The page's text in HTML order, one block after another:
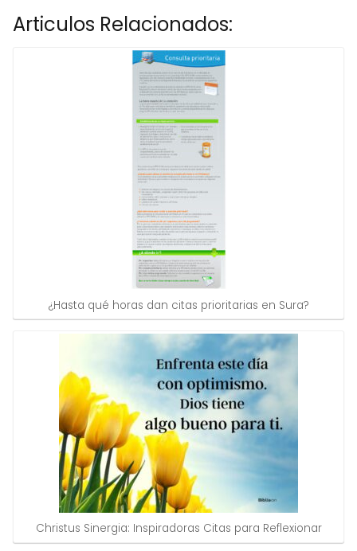
Articulos Relacionados:
¿Hasta qué horas dan citas prioritarias en Sura?
Christus Sinergia: Inspiradoras Citas para Reflexionar